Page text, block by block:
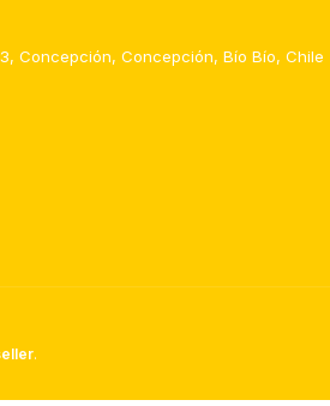
Concepción, Concepción, Bío Bío, Chile
.